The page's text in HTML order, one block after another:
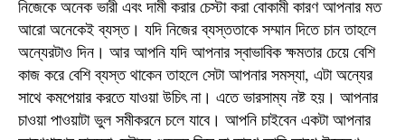
নিজেকে অনেক ভারী এবং দামী করার চেস্টা করা বোকামী কারণ আপনার মত
আরো অনেকেই ব্যস্ত। যদি নিজের ব্যস্ততাকে সম্মান দিতে চান তাহলে
অন্যেরটাও দিন। আর আপনি যদি আপনার স্বাভাবিক ক্ষমতার চেয়ে বেশি
কাজ করে বেশি ব্যস্ত থাকেন তাহলে সেটা আপনার সমস্যা, এটা অন্যের
সাথে কমপেয়ার করতে যাওয়া উচিৎ না। এতে ভারসাম্য নষ্ট হয়। আপনার
চাওয়া পাওয়াটা ভুল সমীকরনে চলে যাবে। আপনি চাইবেন একটা আপনার